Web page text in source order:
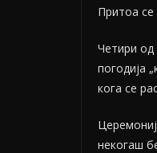
Притоа
Четири од
погодија
кога се
некогаш